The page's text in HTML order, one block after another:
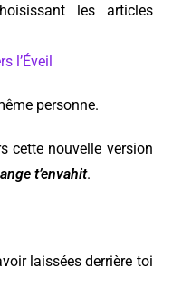
les articles
l’Éveil
personne.
cette nouvelle version
t’envahit.
laissées derrière toi